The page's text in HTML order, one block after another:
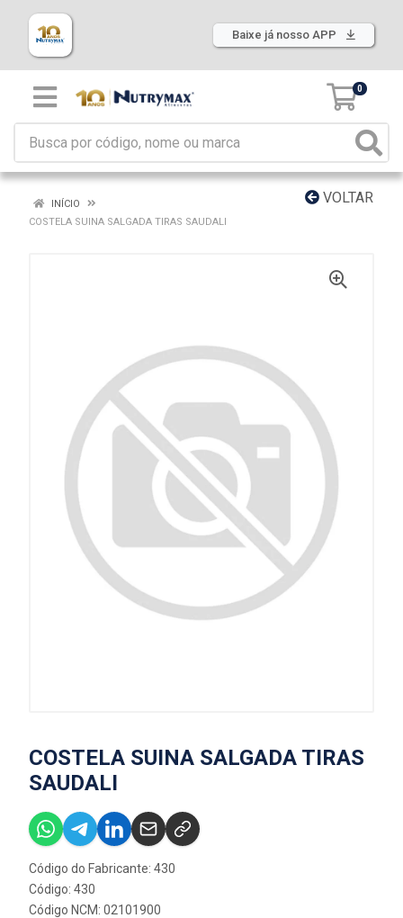
Baixe já nosso APP
0
VOLTAR
INÍCIO
COSTELA SUINA SALGADA TIRAS SAUDALI
COSTELA SUINA SALGADA TIRAS
SAUDALI
Código do Fabricante: 430
Código: 430
Código NCM: 02101900